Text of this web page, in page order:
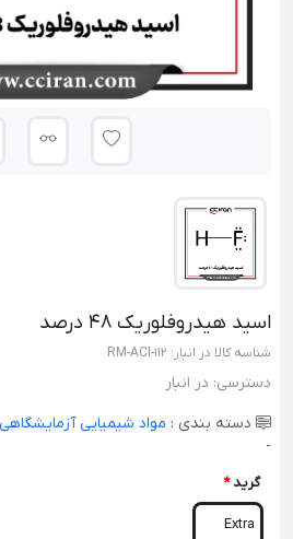
اسید هیدروفلوریک 48 درصد
شناسه کالا در انبار: RM-ACI-112
دسترسی: در انبار
دسته بندی : مواد شیمیایی آزمایشگاهی
-
گرید*
Extra